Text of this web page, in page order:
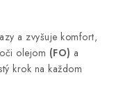
a zvyšuje komfort,
olejom (FO) a
krok na každom